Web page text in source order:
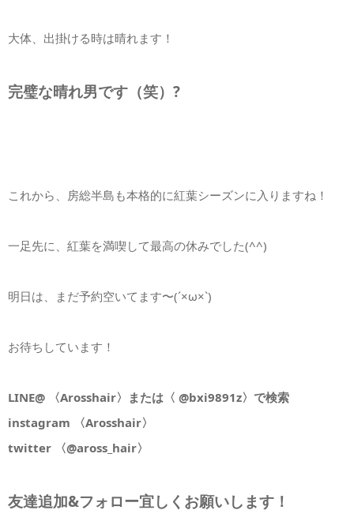
大体、出掛ける時は晴れます！
完璧な晴れ男です（笑）?
これから、房総半島も本格的に紅葉シーズンに入りますね！
一足先に、紅葉を満喫して最高の休みでした(^^)
明日は、まだ予約空いてます〜(´×ω×`)
お待ちしています！
LINE@ 〈Arosshair〉または〈 @bxi9891z〉で検索
instagram 〈Arosshair〉
twitter 〈@aross_hair〉
友達追加&フォロー宜しくお願いします！